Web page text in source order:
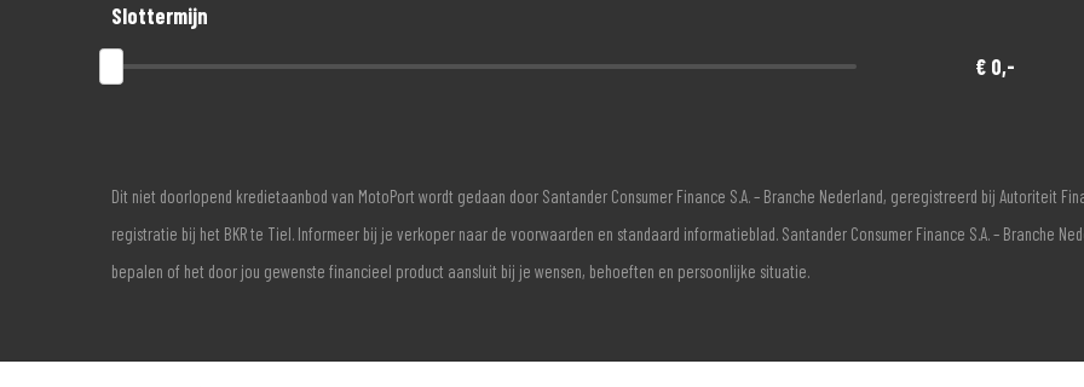
Slottermijn
€ 0,-
Dit niet doorlopend kredietaanbod van MotoPort wordt gedaan door Santander Consumer Finance S.A. – Branche Nederland, geregistreerd bij Autoriteit
registratie bij het BKR te Tiel. Informeer bij je verkoper naar de voorwaarden en standaard informatieblad. Santander Consumer Finance S.A. – Branche
bepalen of het door jou gewenste financieel product aansluit bij je wensen, behoeften en persoonlijke situatie.